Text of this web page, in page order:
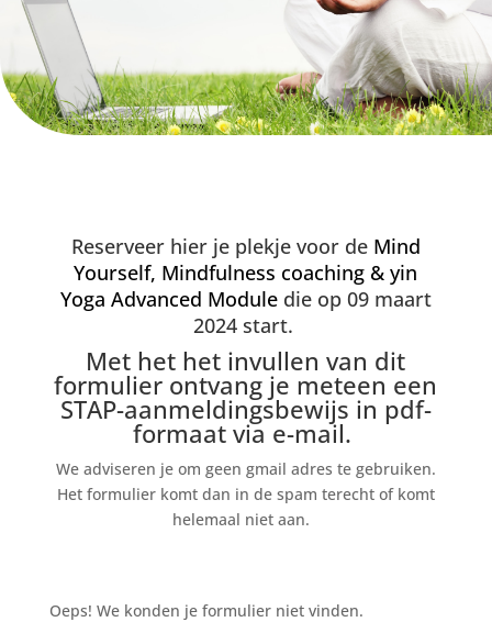
Reserveer hier je plekje voor de Mind
Yourself, Mindfulness coaching & yin
Yoga Advanced Moduledie op 09 maart
2024 start.
Met het het invullen van dit
formulier ontvang je meteen een
STAP-aanmeldingsbewijs in pdf-
formaat via e-mail.
We adviseren je om geen gmail adres te gebruiken.
Het formulier komt dan in de spam terecht of komt
helemaal niet aan.
Oeps! We konden je formulier niet vinden.